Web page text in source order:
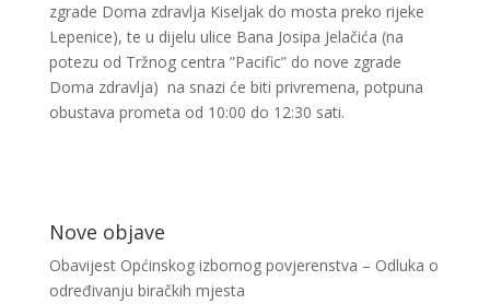
zgrade Doma zdravlja Kiseljak do mosta preko rijeke
Lepenice), te u dijelu ulice Bana Josipa Jelačića (na
potezu od Tržnog centra ”Pacific” do nove zgrade
Doma zdravlja) na snazi će biti privremena, potpuna
obustava prometa od 10:00 do 12:30 sati.
Nove objave
Obavijest Općinskog izbornog povjerenstva – Odluka o
određivanju biračkih mjesta